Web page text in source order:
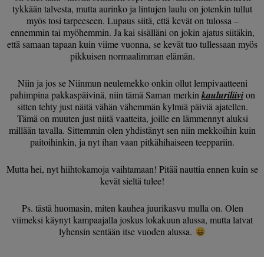
tykkään talvesta, mutta aurinko ja lintujen laulu on jotenkin tullut
myös tosi tarpeeseen. Lupaus siitä, että kevät on tulossa –
ennemmin tai myöhemmin. Ja kai sisälläni on jokin ajatus siitäkin,
että samaan tapaan kuin viime vuonna, se kevät tuo tullessaan myös
pikkuisen normaalimman elämän.
Niin ja jos se Niinmun neulemekko onkin ollut lempivaatteeni
pahimpina pakkaspäivinä, niin tämä Saman merkin kauluriliivion
sitten tehty just näitä vähän vähemmän kylmiä päiviä ajatellen.
Tämä on muuten just niitä vaatteita, joille en lämmennyt aluksi
millään tavalla. Sittemmin olen yhdistänyt sen niin mekkoihin kuin
paitoihinkin, ja nyt ihan vaan pitkähihaiseen teeppariin.
Mutta hei, nyt hiihtokamoja vaihtamaan! Pitää nauttia ennen kuin se
kevät sieltä tulee!
Ps. tästä huomasin, miten kauhea juurikasvu mulla on. Olen
viimeksi käynyt kampaajalla joskus lokakuun alussa, mutta latvat
lyhensin sentään itse vuoden alussa.